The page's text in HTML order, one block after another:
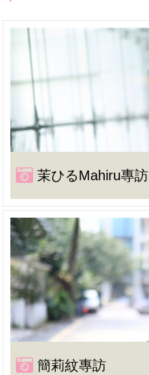
茉ひるMahiru專訪
簡莉紋專訪